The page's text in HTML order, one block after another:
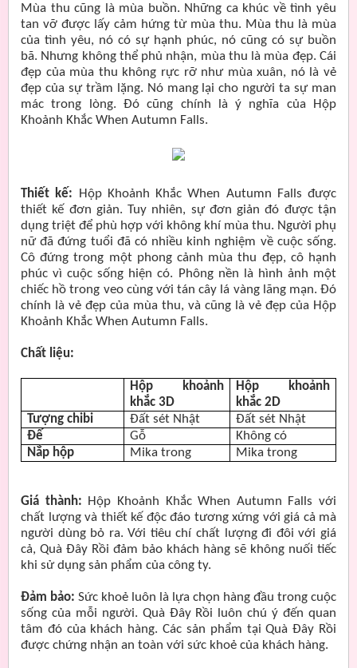
Mùa thu cũng là mùa buồn. Những ca khúc về tình yêu
tan vỡ được lấy cảm hứng từ mùa thu. Mùa thu là mùa
của tình yêu, nó có sự hạnh phúc, nó cũng có sự buồn
bã. Nhưng không thể phủ nhận, mùa thu là mùa đẹp. Cái
đẹp của mùa thu không rực rỡ như mùa xuân, nó là vẻ
đẹp của sự trầm lặng. Nó mang lại cho người ta sự man
mác trong lòng. Đó cũng chính là ý nghĩa của Hộp
Khoảnh Khắc When Autumn Falls.
Thiết kế:
Hộp Khoảnh Khắc When Autumn Falls được
thiết kế đơn giản. Tuy nhiên, sự đơn giản đó được tận
dụng triệt để phù hợp với không khí mùa thu. Người phụ
nữ đã đứng tuổi đã có nhiều kinh nghiệm về cuộc sống.
Cô đứng trong một phong cảnh mùa thu đẹp, cô hạnh
phúc vì cuộc sống hiện có. Phông nền là hình ảnh một
chiếc hồ trong veo cùng với tán cây lá vàng lãng mạn. Đó
chính là vẻ đẹp của mùa thu, và cũng là vẻ đẹp của Hộp
Khoảnh Khắc When Autumn Falls.
Chất liệu:
Hộp khoảnh
khắc 3D
Hộp khoảnh
khắc 2D
Tượng chibi
Đất sét Nhật
Đất sét Nhật
Đế
Gỗ
Không có
Nắp hộp
Mika trong Mika trong
Giá thành: Hộp Khoảnh Khắc When Autumn Falls với
chất lượng và thiết kế độc đáo tương xứng với giá cả mà
người dùng bỏ ra. Với tiêu chí chất lượng đi đôi với giá
cả, Quà Đây Rồi đảm bảo khách hàng sẽ không nuối tiếc
khi sử dụng sản phẩm của công ty.
Đảm bảo: Sức khoẻ luôn là lựa chọn hàng đầu trong cuộc
sống của mỗi người. Quà Đây Rồi luôn chú ý đến quan
tâm đó của khách hàng. Các sản phẩm tại Quà Đây Rồi
được chứng nhận an toàn với sức khoẻ của khách hàng.